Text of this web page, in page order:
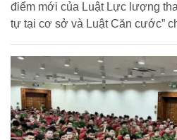
điểm mới của Luật Lực lượng
tự tại cơ sở và Luật Căn cước”